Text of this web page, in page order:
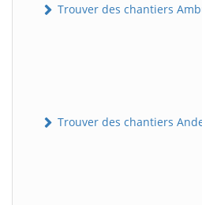
Trouver des chantiers
Trouver des chantiers